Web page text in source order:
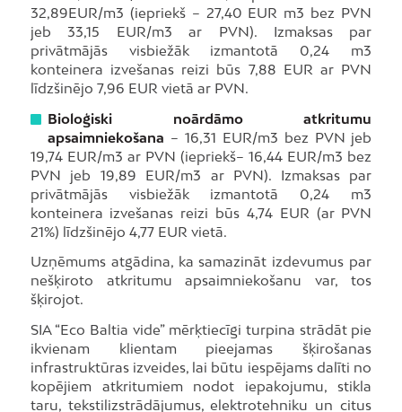
32,89EUR/m3 (iepriekš – 27,40 EUR m3 bez PVN
jeb 33,15 EUR/m3 ar PVN). Izmaksas par
privātmājās visbiežāk izmantotā 0,24 m3
konteinera izvešanas reizi būs 7,88 EUR ar PVN
līdzšinējo 7,96 EUR vietā ar PVN.
Bioloģiski noārdāmo atkritumu
apsaimniekošana – 16,31 EUR/m3 bez PVN jeb
19,74 EUR/m3 ar PVN (iepriekš– 16,44 EUR/m3 bez
PVN jeb 19,89 EUR/m3 ar PVN). Izmaksas par
privātmājās visbiežāk izmantotā 0,24 m3
konteinera izvešanas reizi būs 4,74 EUR (ar PVN
21%) līdzšinējo 4,77 EUR vietā.
Uzņēmums atgādina, ka samazināt izdevumus par
nešķiroto atkritumu apsaimniekošanu var, tos
šķirojot.
SIA “Eco Baltia vide” mērķtiecīgi turpina strādāt pie
ikvienam klientam pieejamas šķirošanas
infrastruktūras izveides, lai būtu iespējams dalīti no
kopējiem atkritumiem nodot iepakojumu, stikla
taru, tekstilizstrādājumus, elektrotehniku un citus